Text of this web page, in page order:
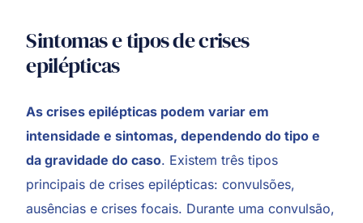
Sintomas e tipos de crises
epilépticas
As crises epilépticas podem variar em
intensidade e sintomas, dependendo do tipo e
da gravidade do caso. Existem três tipos
principais de crises epilépticas: convulsões,
ausências e crises focais. Durante uma convulsão,